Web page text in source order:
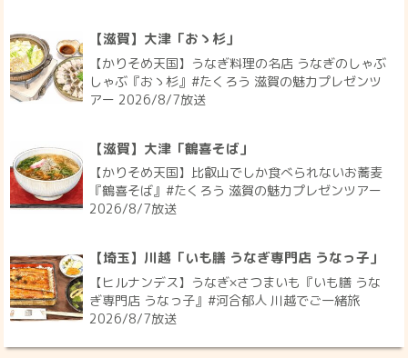
【滋賀】大津「おゝ杉」
【かりそめ天国】うなぎ料理の名店 うなぎのしゃぶ
しゃぶ『おゝ杉』#たくろう 滋賀の魅力プレゼンツ
アー 2026/8/7放送
【滋賀】大津「鶴喜そば」
【かりそめ天国】比叡山でしか食べられないお蕎麦
『鶴喜そば』#たくろう 滋賀の魅力プレゼンツアー
2026/8/7放送
【埼玉】川越「いも膳 うなぎ専門店 うなっ子」
【ヒルナンデス】うなぎ×さつまいも『いも膳 うな
ぎ専門店 うなっ子』#河合郁人 川越でご一緒旅
2026/8/7放送